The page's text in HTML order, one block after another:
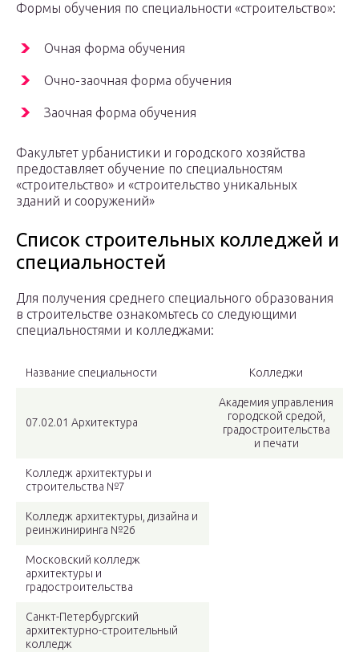
Формы обучения по специальности «строительство»:
Очная форма обучения
Очно-заочная форма обучения
Заочная форма обучения
Факультет урбанистики и городского хозяйства
предоставляет обучение по специальностям
«строительство» и «строительство уникальных
зданий и сооружений»
Список строительных колледжей и
специальностей
Для получения среднего специального образования
в строительстве ознакомьтесь со следующими
специальностями и колледжами:
Название специальности Колледжи
07.02.01 Архитектура
Академия управления
городской средой,
градостроительства
и печати
Колледж архитектуры и
строительства №7
Колледж архитектуры, дизайна и
реинжиниринга №26
Московский колледж
архитектуры и
градостроительства
Санкт-Петербургский
архитектурно-строительный
колледж